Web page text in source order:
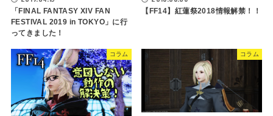
「FINAL FANTASY XIV FAN
FESTIVAL 2019 in TOKYO」に行
ってきました！
【FF14】紅蓮祭2018情報解禁！！
コラム コラム